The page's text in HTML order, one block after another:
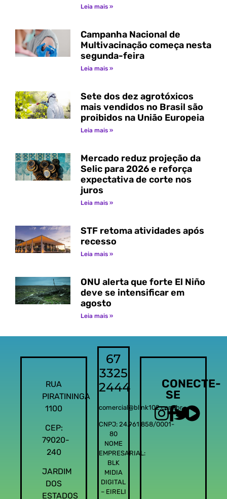
Leia mais »
Campanha Nacional de
Multivacinação começa nesta
segunda-feira
Leia mais »
Sete dos dez agrotóxicos
mais vendidos no Brasil são
proibidos na União Europeia
Leia mais »
Mercado reduz projeção da
Selic para 2026 e reforça
expectativa de corte nos
juros
Leia mais »
STF retoma atividades após
recesso
Leia mais »
ONU alerta que forte El Niño
deve se intensificar em
agosto
Leia mais »
RUA
PIRATININGA
1100
CEP:
79020-
240
JARDIM
DOS
ESTADOS
67
3325
2444
comercial@blink102.com.br
CNPJ: 24.961.858/0001-
80
NOME
EMPRESARIAL:
BLK
MIDIA
DIGITAL
– EIRELI
CONECTE-
SE